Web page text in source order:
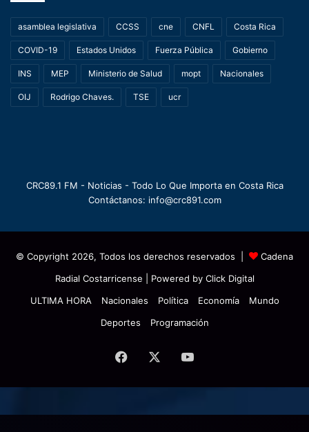
asamblea legislativa CCSS cne CNFL Costa Rica
COVID-19 Estados Unidos Fuerza Pública Gobierno
INS MEP Ministerio de Salud mopt Nacionales
OIJ Rodrigo Chaves. TSE ucr
CRC89.1 FM - Noticias - Todo Lo Que Importa en Costa Rica
Contáctanos: info@crc891.com
© Copyright 2026, Todos los derechos reservados |
Cadena
Radial Costarricense | Powered by Click Digital
ULTIMA HORA
Nacionales Política Economía
Mundo
Deportes
Programación
Facebook YouTube